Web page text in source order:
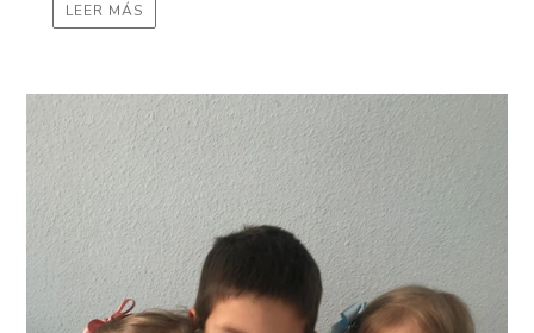
LEER MÁS